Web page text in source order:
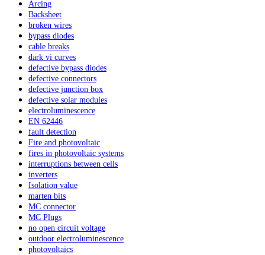
Arcing
Backsheet
broken wires
bypass diodes
cable breaks
dark vi curves
defective bypass diodes
defective connectors
defective junction box
defective solar modules
electroluminescence
EN 62446
fault detection
Fire and photovoltaic
fires in photovoltaic systems
interruptions between cells
inverters
Isolation value
marten bits
MC connector
MC Plugs
no open circuit voltage
outdoor electroluminescence
photovoltaics